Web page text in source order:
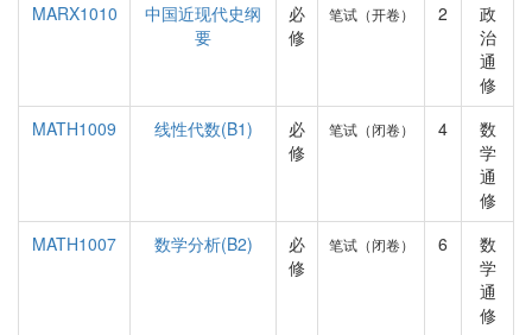
MARX1010
中国近现代史纲
要
必
修
笔试（开卷） 2
政
治
通
修
MATH1009
线性代数(B1)
必
修
笔试（闭卷） 4
数
学
通
修
MATH1007
数学分析(B2)
必
修
笔试（闭卷） 6
数
学
通
修